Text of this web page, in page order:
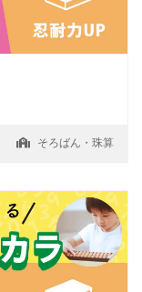
そろばん・珠算